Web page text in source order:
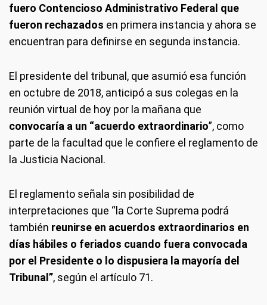
fuero Contencioso Administrativo Federal que
fueron rechazados en primera instancia y ahora se
encuentran para definirse en segunda instancia.
El presidente del tribunal, que asumió esa función
en octubre de 2018, anticipó a sus colegas en la
reunión virtual de hoy por la mañana que
convocaría a un “acuerdo extraordinario”, como
parte de la facultad que le confiere el reglamento de
la Justicia Nacional.
El reglamento señala sin posibilidad de
interpretaciones que “la Corte Suprema podrá
también reunirse en acuerdos extraordinarios en
días hábiles o feriados cuando fuera convocada
por el Presidente o lo dispusiera la mayoría del
Tribunal”, según el artículo 71.